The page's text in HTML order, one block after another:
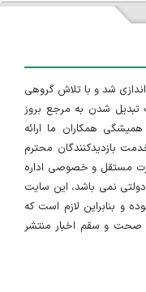
استخدام در تاریخ ۱۳۹۱/۱/۱۰ راه اندازی شد و با تلاش گروهی
تبدیل شدن به مرجع بروز
همکاران ما ارائه
بازدیدکنندگان محترم
مستقل و خصوصی اداره
نمی باشد، این سایت
و بنابراین لازم است که
صحت و سقم اخبار منتشر